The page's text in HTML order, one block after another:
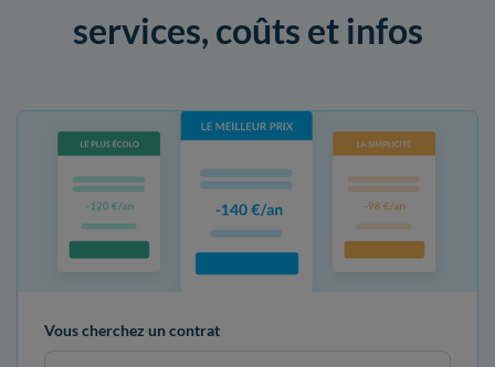
services, coûts et infos
Vous cherchez un contrat